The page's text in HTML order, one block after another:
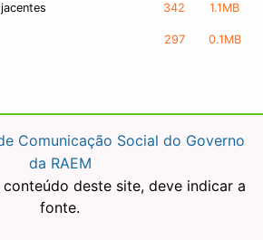
342 1.1MB
297 0.1MB
Comunicação Social do Governo
da RAEM
deste site, deve indicar a
fonte.